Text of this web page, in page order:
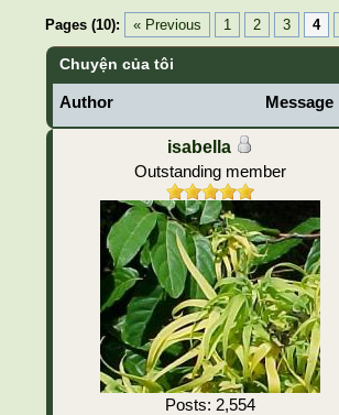
Pages (10): « Previous 1 2 3 4
Chuyện của tôi
Author Message
isabella
Outstanding member
Posts: 2,554